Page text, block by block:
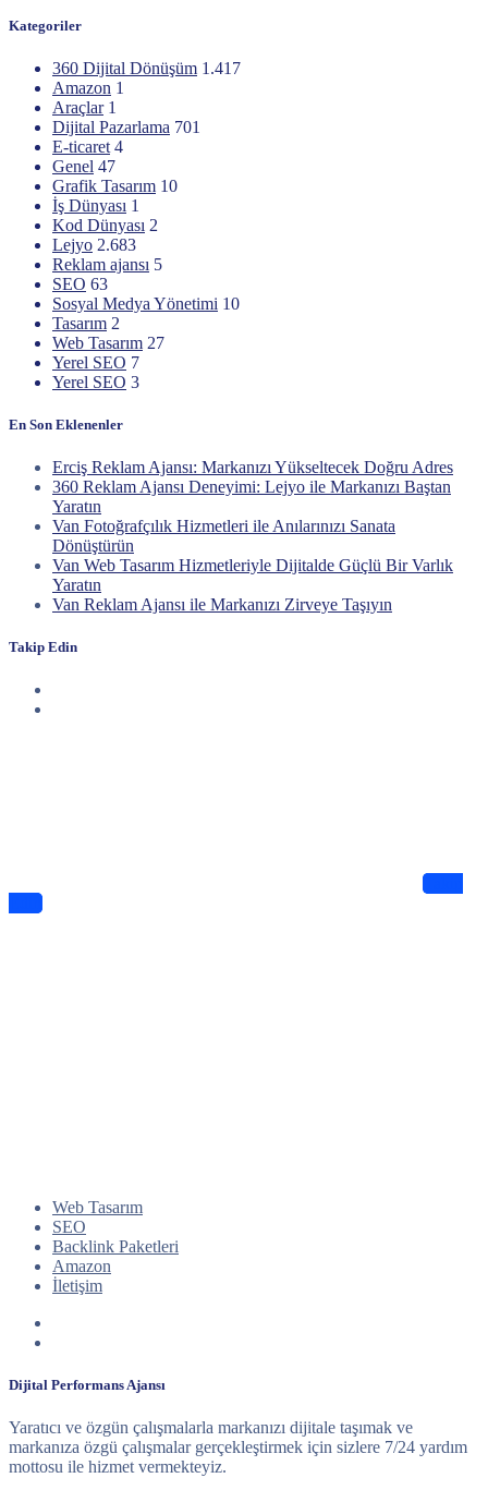
Kategoriler
360 Dijital Dönüşüm 1.417
Amazon 1
Araçlar 1
Dijital Pazarlama 701
E-ticaret 4
Genel 47
Grafik Tasarım 10
İş Dünyası 1
Kod Dünyası 2
Lejyo 2.683
Reklam ajansı 5
SEO 63
Sosyal Medya Yönetimi 10
Tasarım 2
Web Tasarım 27
Yerel SEO 7
Yerel SEO 3
En Son Eklenenler
Erciş Reklam Ajansı: Markanızı Yükseltecek Doğru Adres
360 Reklam Ajansı Deneyimi: Lejyo ile Markanızı Baştan
Yaratın
Van Fotoğrafçılık Hizmetleri ile Anılarınızı Sanata
Dönüştürün
Van Web Tasarım Hizmetleriyle Dijitalde Güçlü Bir Varlık
Yaratın
Van Reklam Ajansı ile Markanızı Zirveye Taşıyın
Takip Edin
Web Tasarım
SEO
Backlink Paketleri
Amazon
İletişim
Dijital Performans Ajansı
Yaratıcı ve özgün çalışmalarla markanızı dijitale taşımak ve
markanıza özgü çalışmalar gerçekleştirmek için sizlere 7/24 yardım
mottosu ile hizmet vermekteyiz.